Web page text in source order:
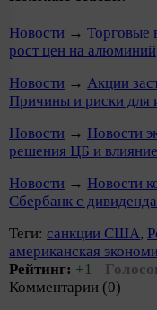
Новости →
рост цен на алюминий
Новости → Акции
Причины и риски для
Новости → Новости
решения ЦБ и
Новости → Новости
Сбербанк с
Теги: санкции США,
американская
Рейтинг: +1
Комментарии (0)